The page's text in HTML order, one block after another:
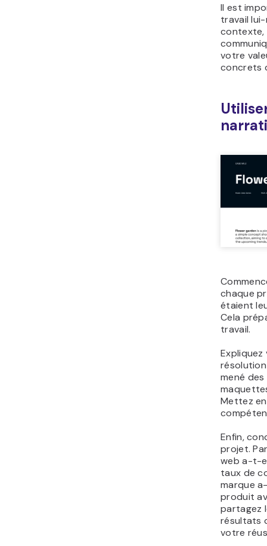
Il est
travail
contexte,
votre
concrets
chaque
étaient
Cela
travail.
mené
Mettez
Enfin,
projet.
web a-t-
taux de
marque
produit
partagez
résultats
votre